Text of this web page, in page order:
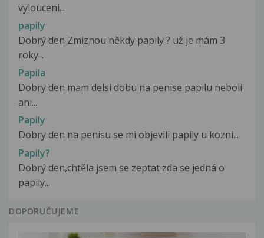
vylouceni...
papily
Dobrý den Zmiznou někdy papily ? už je mám 3
roky...
Papila
Dobry den mam delsi dobu na penise papilu neboli
ani...
Papily
Dobry den na penisu se mi objevili papily u kozni...
Papily?
Dobrý den,chtěla jsem se zeptat zda se jedná o
papily...
DOPORUČUJEME